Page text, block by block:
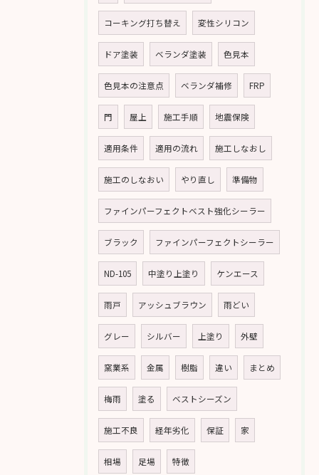
コーキング打ち替え 変性シリコン
ドア塗装 ベランダ塗装 色見本
色見本の注意点 ベランダ補修 FRP
門 屋上 施工手順 地震保険
適用条件 適用の流れ 施工しなおし
施工のしなおい やり直し 準備物
ファインパーフェクトベスト強化シーラー
ブラック ファインパーフェクトシーラー
ND-105 中塗り上塗り ケンエース
雨戸 アッシュブラウン 雨どい
グレー シルバー 上塗り 外壁
窯業系 金属 樹脂 違い まとめ
梅雨 塗る ベストシーズン
施工不良 経年劣化 保証 家
相場 足場 特徴